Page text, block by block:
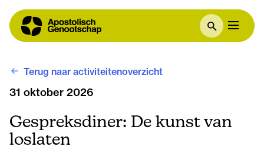
Terug naar activiteitenoverzicht
31 oktober 2026
Gespreksdiner: De kunst van
loslaten